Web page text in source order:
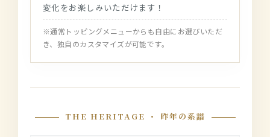
変化をお楽しみいただけます！
※通常トッピングメニューからも自由にお選びいただ
き、独自のカスタマイズが可能です。
THE HERITAGE ・ 昨年の系譜